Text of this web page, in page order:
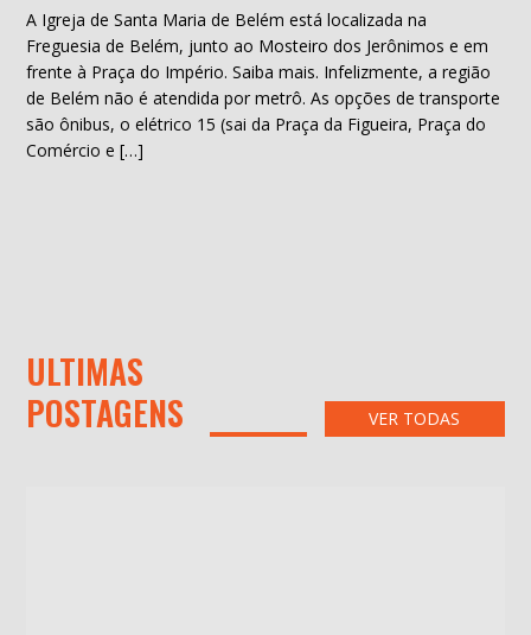
A Igreja de Santa Maria de Belém está localizada na
Freguesia de Belém, junto ao Mosteiro dos Jerônimos e em
frente à Praça do Império. Saiba mais. Infelizmente, a região
de Belém não é atendida por metrô. As opções de transporte
são ônibus, o elétrico 15 (sai da Praça da Figueira, Praça do
Comércio e […]
ULTIMAS
POSTAGENS
VER TODAS